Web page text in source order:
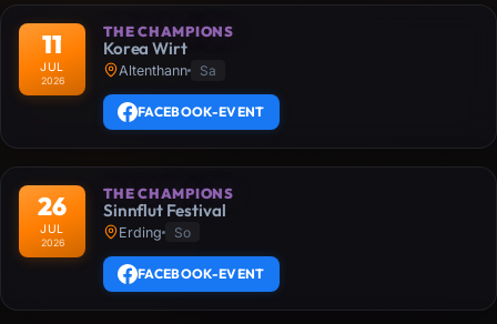
11
JUL
2026
THE CHAMPIONS
Korea Wirt
Altenthann Sa
FACEBOOK-EVENT
26
JUL
2026
THE CHAMPIONS
Sinnflut Festival
Erding So
FACEBOOK-EVENT